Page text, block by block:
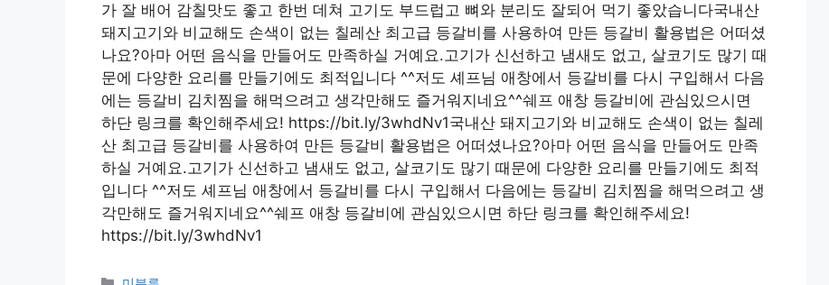
가 잘 배어 감칠맛도 좋고 한번 데쳐 고기도 부드럽고 뼈와 분리도 잘되어 먹기 좋았습니다국내산
돼지고기와 비교해도 손색이 없는 칠레산 최고급 등갈비를 사용하여 만든 등갈비 활용법은 어떠셨
나요?아마 어떤 음식을 만들어도 만족하실 거예요.고기가 신선하고 냄새도 없고, 살코기도 많기 때
문에 다양한 요리를 만들기에도 최적입니다 ^^저도 셰프님 애창에서 등갈비를 다시 구입해서 다음
에는 등갈비 김치찜을 해먹으려고 생각만해도 즐거워지네요^^쉐프 애창 등갈비에 관심있으시면
하단 링크를 확인해주세요! https://bit.ly/3whdNv1국내산 돼지고기와 비교해도 손색이 없는 칠레
산 최고급 등갈비를 사용하여 만든 등갈비 활용법은 어떠셨나요?아마 어떤 음식을 만들어도 만족
하실 거예요.고기가 신선하고 냄새도 없고, 살코기도 많기 때문에 다양한 요리를 만들기에도 최적
입니다 ^^저도 셰프님 애창에서 등갈비를 다시 구입해서 다음에는 등갈비 김치찜을 해먹으려고 생
각만해도 즐거워지네요^^쉐프 애창 등갈비에 관심있으시면 하단 링크를 확인해주세요!
https://bit.ly/3whdNv1